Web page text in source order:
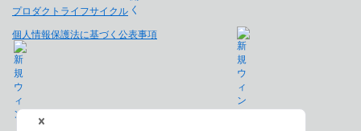
プロダクトライフサイクル
個人情報保護法に基づく公表事項